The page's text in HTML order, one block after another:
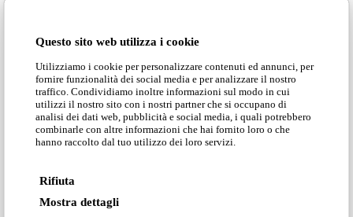
Questo sito web utilizza i cookie
Utilizziamo i cookie per personalizzare contenuti ed annunci, per
fornire funzionalità dei social media e per analizzare il nostro
traffico. Condividiamo inoltre informazioni sul modo in cui
utilizzi il nostro sito con i nostri partner che si occupano di
analisi dei dati web, pubblicità e social media, i quali potrebbero
combinarle con altre informazioni che hai fornito loro o che
hanno raccolto dal tuo utilizzo dei loro servizi.
Rifiuta
Mostra dettagli
Groove
Tracks
Domingo Salotti S.r.l. Str. della Romagna, 285 –
61121 Pesaro (PU) Italia
© Domingo | P. IVA 00165000415
Privacy Policy